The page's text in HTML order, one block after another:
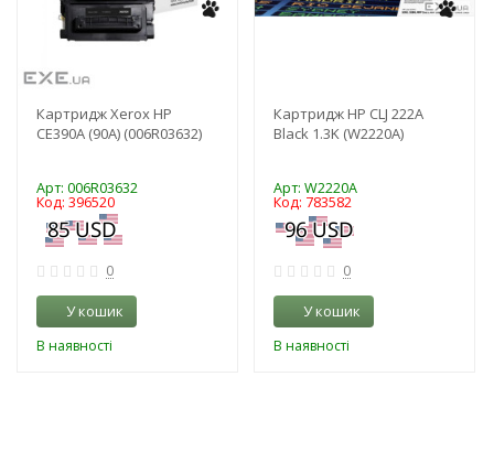
Картридж Xerox HP
CE390A (90A) (006R03632)
Арт: 006R03632
Код: 396520
0
У кошик
В наявності
Картридж HP CLJ 222A
Black 1.3K (W2220A)
Арт: W2220A
Код: 783582
0
У кошик
В наявності